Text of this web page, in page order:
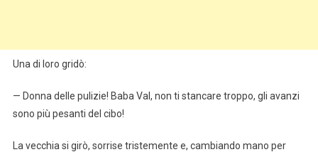
Una di loro gridò:
— Donna delle pulizie! Baba Val, non ti stancare troppo, gli avanzi
sono più pesanti del cibo!
La vecchia si girò, sorrise tristemente e, cambiando mano per